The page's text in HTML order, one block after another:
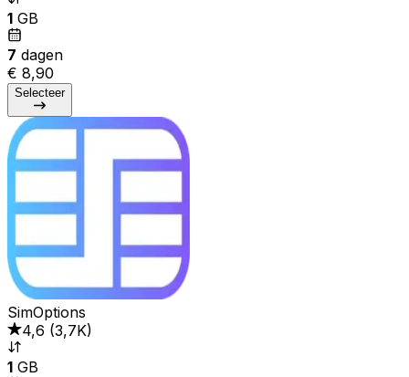
1 GB
7 dagen
€ 8,90
Selecteer
SimOptions
4,6 (3,7K)
1 GB